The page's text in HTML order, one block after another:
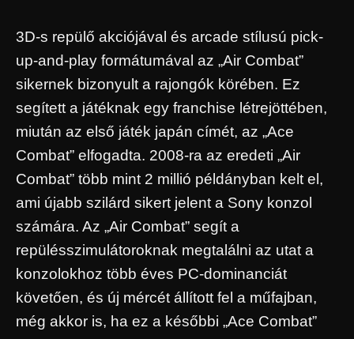
3D-s repülő akciójával és arcade stílusú pick-
up-and-play formátumával az „Air Combat”
sikernek bizonyult a rajongók körében. Ez
segített a játéknak egy franchise létrejöttében,
miután az első játék japán címét, az „Ace
Combat” elfogadta. 2008-ra az eredeti „Air
Combat” több mint 2 millió példányban kelt el,
ami újabb szilárd sikert jelent a Sony konzol
számára. Az „Air Combat” segít a
repülésszimulátoroknak megtalálni az utat a
konzolokhoz több éves PC-dominanciát
követően, és új mércét állított fel a műfajban,
még akkor is, ha ez a későbbi „Ace Combat”